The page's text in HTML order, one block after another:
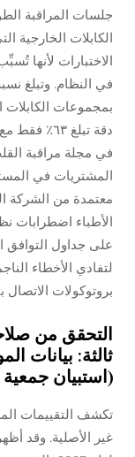
جلسات المراقبة
الكابلات الخارجية
الاختبارات لأنها
في النظام. وتبلغ
دقة تبلغ
في مجلة مراقبة
المشتريات في
معتمدة من الشركة
الأطباء اضطرابات
على جداول التوافق
لتفادي الأخطاء
بروتوكولات الاتصال
التحقق من
ثالثة: بيانات
(استبيان جمعية
تكشف التقييمات